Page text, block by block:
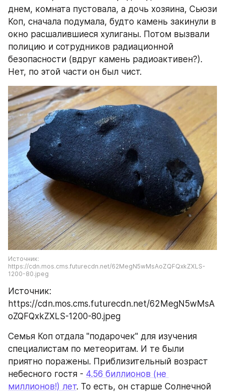
днем, комната пустовала, а дочь хозяина, Сьюзи
Коп, сначала подумала, будто камень закинули в
окно расшалившиеся хулиганы. Потом вызвали
полицию и сотрудников радиационной
безопасности (вдруг камень радиоактивен?).
Нет, по этой части он был чист.
Источник:
https://cdn.mos.cms.futurecdn.net/62MegN5wMsAoZQFQxkZXLS-
1200-80.jpeg
Источник:
https://cdn.mos.cms.futurecdn.net/62MegN5wMsA
oZQFQxkZXLS-1200-80.jpeg
Семья Коп отдала "подарочек" для изучения
специалистам по метеоритам. И те были
приятно поражены. Приблизительный возраст
небесного гостя - 4.56 биллионов (не
миллионов!) лет. То есть, он старше Солнечной